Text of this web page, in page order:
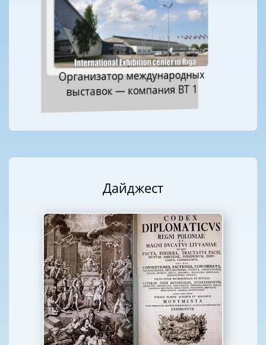
Организатор международных
выставок — компания ВТ 1
Дайджест